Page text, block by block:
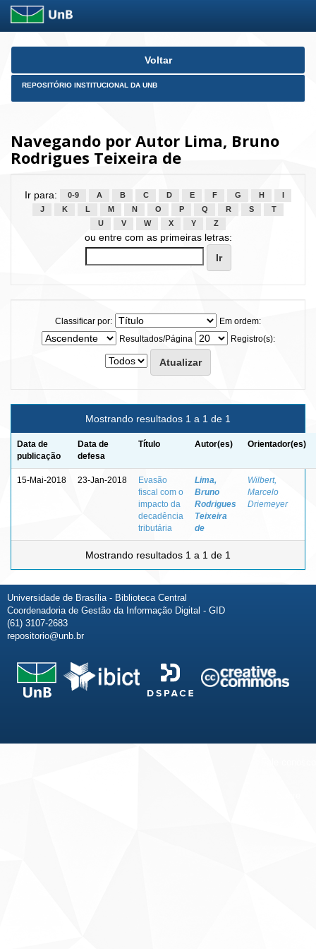
Skip
Voltar
REPOSITÓRIO INSTITUCIONAL DA UNB
Navegando por Autor Lima, Bruno
Rodrigues Teixeira de
Ir para: 0-9 A B C D E F G H
J
K L M N O P Q R S
T
U
V W X Y Z
ou entre com as primeiras letras:
Classificar por:
Em ordem:
Resultados/Página
Registro(s):
Mostrando resultados 1 a 1 de 1
Data de
publicação
Data de
defesa
Título Autor(es) Orientador(es)
15-Mai-2018 23-Jan-2018
Evasão
fiscal com o
impacto da
decadência
tributária
Lima,
Bruno
Rodrigues
Teixeira
de
Wilbert,
Marcelo
Driemeyer
Mostrando resultados 1 a 1 de 1
Universidade de Brasília - Biblioteca Central
Coordenadoria de Gestão da Informação Digital - GID
(61) 3107-2683
repositorio@unb.br